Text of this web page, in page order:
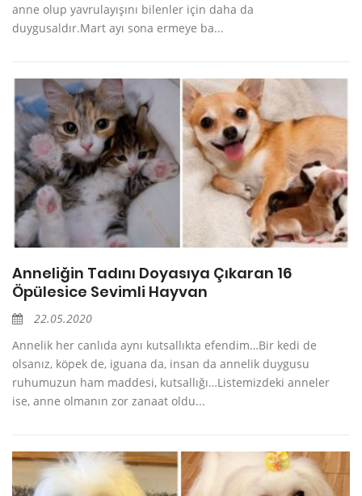
anne olup yavrulayışını bilenler için daha da
duygusaldır.Mart ayı sona ermeye ba...
Anneliğin Tadını Doyasıya Çıkaran 16
Öpülesice Sevimli Hayvan
22.05.2020
Annelik her canlıda aynı kutsallıkta efendim…Bir kedi de
olsanız, köpek de, iguana da, insan da annelik duygusu
ruhumuzun ham maddesi, kutsallığı…Listemizdeki anneler
ise, anne olmanın zor zanaat oldu...